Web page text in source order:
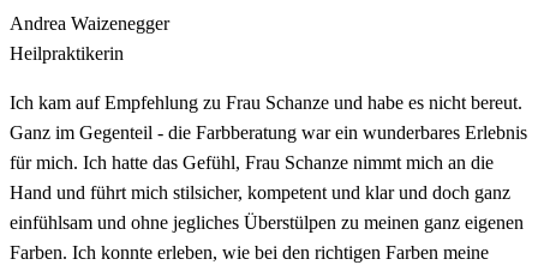
Andrea Waizenegger
Heilpraktikerin
Ich kam auf Empfehlung zu Frau Schanze und habe es nicht bereut.
Ganz im Gegenteil - die Farbberatung war ein wunderbares Erlebnis
für mich. Ich hatte das Gefühl, Frau Schanze nimmt mich an die
Hand und führt mich stilsicher, kompetent und klar und doch ganz
einfühlsam und ohne jegliches Überstülpen zu meinen ganz eigenen
Farben. Ich konnte erleben, wie bei den richtigen Farben meine